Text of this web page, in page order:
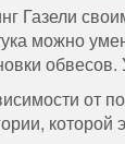
Газели
можно
от